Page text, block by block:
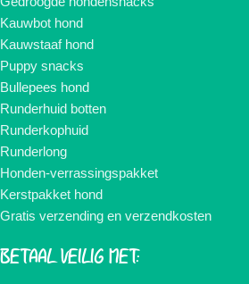
Kauwbot hond
Kauwstaaf hond
Puppy snacks
Bullepees hond
Runderhuid botten
Runderkophuid
Runderlong
Honden-verrassingspakket
Kerstpakket hond
Gratis verzending en verzendkosten
BETAAL VEILIG MET: